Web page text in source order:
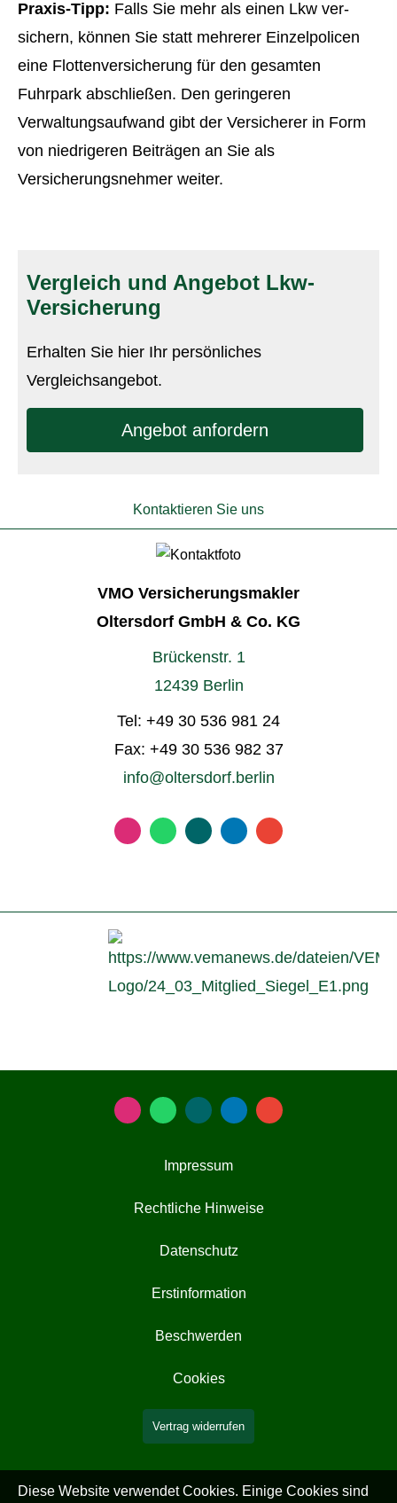
Praxis-Tipp: Falls Sie mehr als einen Lkw ver­
sichern, können Sie statt mehrerer Einzelpolicen
eine Flottenversicherung für den gesamten
Fuhrpark abschließen. Den geringeren
Verwaltungsaufwand gibt der Versicherer in Form
von niedrigeren Beiträgen an Sie als
Versicherungsnehmer weiter.
Vergleich und Angebot Lkw-
Versicherung
Erhalten Sie hier Ihr persönliches
Vergleichsangebot.
An­ge­bot an­for­dern
Kontaktieren Sie uns
VMO Ver­sicherungs­makler
Oltersdorf GmbH & Co. KG
Brückenstr. 1
12439 Berlin
Tel: +49 30 536 981 24
Fax: +49 30 536 982 37
info@oltersdorf.berlin
Impressum
Rechtliche Hinweise
Datenschutz
Erstinformation
Beschwerden
Cookies
Vertrag widerrufen
Diese Website verwendet Cookies. Einige Cookies sind